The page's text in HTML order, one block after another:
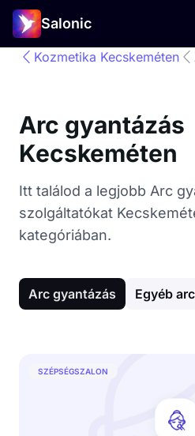
Salonic
Kozmetika Kecskeméten
Arc gyantázás
Kecskeméten
Itt találod a legjobb Arc
szolgáltatókat
kategóriában.
Arc gyantázás Egyéb
SZÉPSÉGSZALON